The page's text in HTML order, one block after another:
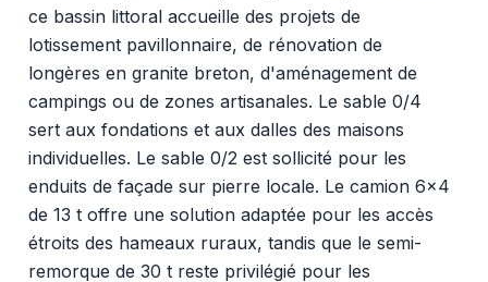
ce bassin littoral accueille des projets de
lotissement pavillonnaire, de rénovation de
longères en granite breton, d'aménagement de
campings ou de zones artisanales. Le sable 0/4
sert aux fondations et aux dalles des maisons
individuelles. Le sable 0/2 est sollicité pour les
enduits de façade sur pierre locale. Le camion 6x4
de 13 t offre une solution adaptée pour les accès
étroits des hameaux ruraux, tandis que le semi-
remorque de 30 t reste privilégié pour les